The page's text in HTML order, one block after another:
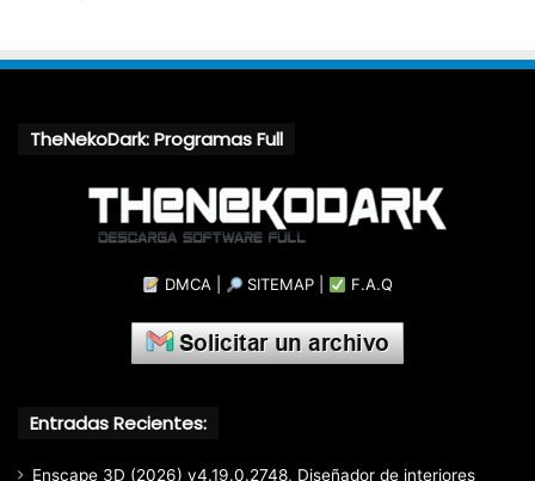
TheNekoDark: Programas Full
DMCA| SITEMAP F.A.Q
Entradas Recientes:
Enscape 3D (2026) v4.19.0.2748, Diseñador de interiores